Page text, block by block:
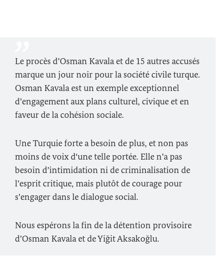
Le procès d’Osman Kavala et de 15 autres accusés
marque un jour noir pour la société civile turque.
Osman Kavala est un exemple exceptionnel
d’engagement aux plans culturel, civique et en
faveur de la cohésion sociale.
Une Turquie forte a besoin de plus, et non pas
moins de voix d‘une telle portée. Elle n’a pas
besoin d’intimidation ni de criminalisation de
l’esprit critique, mais plutôt de courage pour
s’engager dans le dialogue social.
Nous espérons la fin de la détention provisoire
d’Osman Kavala et de Yiğit Aksakoğlu.